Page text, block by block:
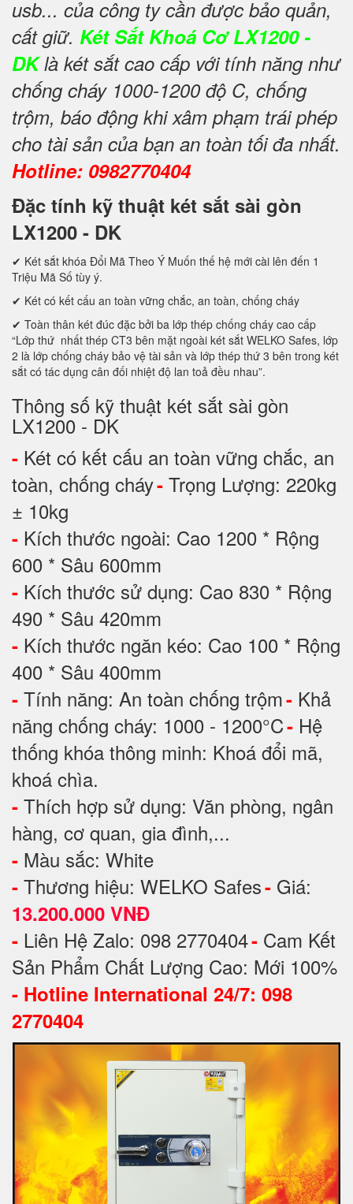
usb... của công ty cần được bảo quản,
cất giữ. Két Sắt Khoá Cơ LX1200 -
DKlà két sắt cao cấp với tính năng như
chống cháy 1000-1200 độ C, chống
trộm, báo động khi xâm phạm trái phép
cho tài sản của bạn an toàn tối đa nhất.
Hotline: 0982770404
Đặc tính kỹ thuật két sắt sài gòn
LX1200 - DK
✔ Két sắt khóa Đổi Mã Theo Ý Muốn thế hệ mới cài lên đến 1
Triệu Mã Số tùy ý.
✔ Két có kết cấu an toàn vững chắc, an toàn, chống cháy
✔ Toàn thân két đúc đặc bởi ba lớp thép chống cháy cao cấp
“Lớp thứ nhất thép CT3 bên mặt ngoài két sắt WELKO Safes, lớp
2 là lớp chống cháy bảo vệ tài sản và lớp thép thứ 3 bên trong két
sắt có tác dụng cân đối nhiệt độ lan toả đều nhau”.
Thông số kỹ thuật két sắt sài gòn
LX1200 - DK
- Két có kết cấu an toàn vững chắc, an
toàn, chống cháy- Trọng Lượng: 220kg
± 10kg
- Kích thước ngoài: Cao 1200 * Rộng
600 * Sâu 600mm
- Kích thước sử dụng: Cao 830 * Rộng
490 * Sâu 420mm
- Kích thước ngăn kéo: Cao 100 * Rộng
400 * Sâu 400mm
- Tính năng: An toàn chống trộm- Khả
năng chống cháy: 1000 - 1200°C- Hệ
thống khóa thông minh: Khoá đổi mã,
khoá chìa.
- Thích hợp sử dụng: Văn phòng, ngân
hàng, cơ quan, gia đình,...
- Màu sắc: White
- Thương hiệu: WELKO Safes- Giá:
13.200.000 VNĐ
- Liên Hệ Zalo: 098 2770404- Cam Kết
Sản Phẩm Chất Lượng Cao: Mới 100%
- Hotline International 24/7: 098
2770404